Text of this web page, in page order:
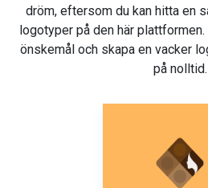
dröm, eftersom du kan hitta en
logotyper på den här
önskemål och skapa en vacker
på nolltid.